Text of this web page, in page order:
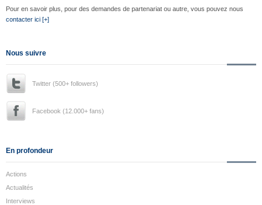
Pour en savoir plus, pour des demandes de partenariat ou autre, vous pouvez nous
contacter ici [+]
Nous suivre
Twitter (500+ followers)
Facebook (12.000+ fans)
En profondeur
Actions
Actualités
Interviews